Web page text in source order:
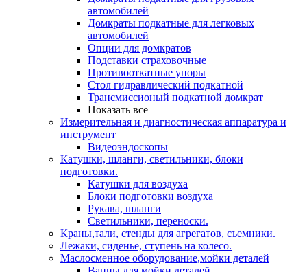
автомобилей
Домкраты подкатные для легковых
автомобилей
Опции для домкратов
Подставки страховочные
Противооткатные упоры
Стол гидравлический подкатной
Трансмиссионый подкатной домкрат
Показать все
Измерительная и диагностическая аппаратура и
инструмент
Видеоэндоскопы
Катушки, шланги, светильники, блоки
подготовки.
Катушки для воздуха
Блоки подготовки воздуха
Рукава, шланги
Светильники, переноски.
Краны,тали, стенды для агрегатов, съемники.
Лежаки, сиденье, ступень на колесо.
Маслосменное оборудование,мойки деталей